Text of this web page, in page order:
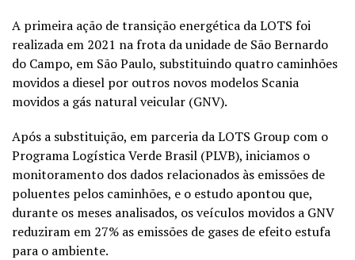
A primeira ação de transição energética da LOTS foi
realizada em 2021 na frota da unidade de São Bernardo
do Campo, em São Paulo, substituindo quatro caminhões
movidos a diesel por outros novos modelos Scania
movidos a gás natural veicular (GNV).
Após a substituição, em parceria da LOTS Group com o
Programa Logística Verde Brasil (PLVB), iniciamos o
monitoramento dos dados relacionados às emissões de
poluentes pelos caminhões, e o estudo apontou que,
durante os meses analisados, os veículos movidos a GNV
reduziram em 27% as emissões de gases de efeito estufa
para o ambiente.